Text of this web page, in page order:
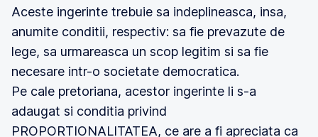
Aceste ingerinte trebuie sa indeplineasca, insa,
anumite conditii, respectiv: sa fie prevazute de
lege, sa urmareasca un scop legitim si sa fie
necesare intr-o societate democratica.
Pe cale pretoriana, acestor ingerinte li s-a
adaugat si conditia privind
PROPORTIONALITATEA, ce are a fi apreciata ca